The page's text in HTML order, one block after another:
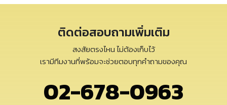
ติดต่อสอบถามเพิ่มเติม
สงสัยตรงไหน ไม่ต้องเก็บไว้
เรามีทีมงานที่พร้อมจะช่วยตอบทุกคำถามของคุณ
02-678-0963